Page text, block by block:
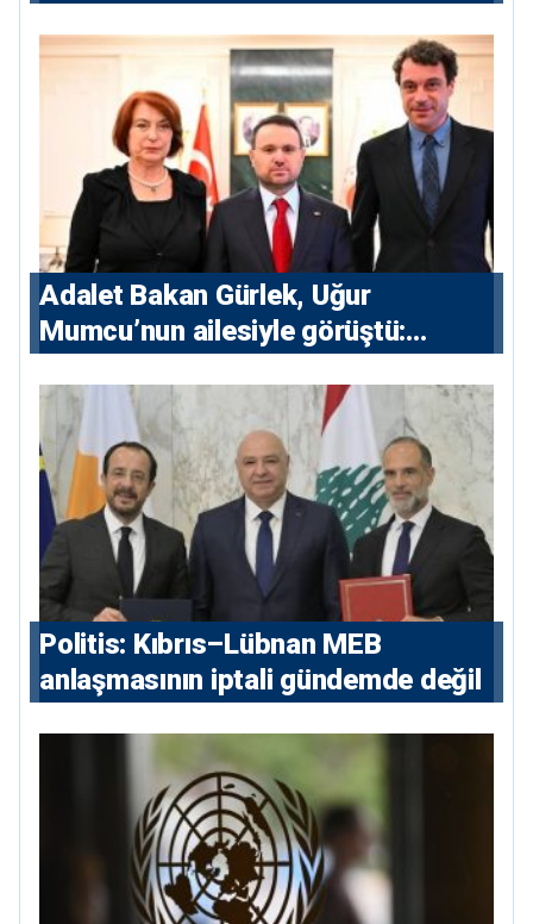
Adalet Bakan Gürlek, Uğur
Mumcu’nun ailesiyle görüştü:
devlet isterse her olayı ortaya
çıkarır”
Politis: Kıbrıs–Lübnan MEB
anlaşmasının iptali gündemde değil